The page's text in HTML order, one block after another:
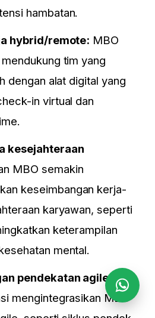
hambatan.
hybrid/remote: MBO
tim yang
dengan alat digital yang
in virtual dan
kesejahteraan
MBO semakin
keseimbangan kerja-
karyawan, seperti
keterampilan
mental.
pendekatan agile:
mengintegrasikan MBO